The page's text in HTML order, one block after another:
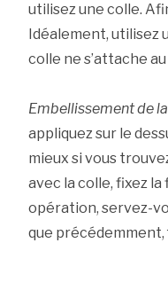
utilisez une colle.
Idéalement, utilisez
colle ne s’attache
Embellissement de
appliquez sur le
mieux si vous
avec la colle, fixez
opération, servez-
que précédemment,